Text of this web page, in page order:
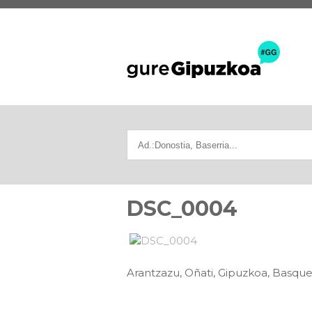
DSC_0004
Arantzazu, Oñati, Gipuzkoa,